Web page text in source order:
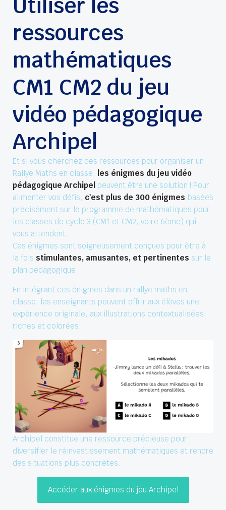
Utiliser les
ressources
mathématiques
CM1 CM2 du jeu
vidéo pédagogique
Archipel
Et si vous cherchez des ressources pour organiser un
Rallye Maths en classe, les énigmes du jeu vidéo
pédagogique Archipel peuvent être une solution ! Pour
alimenter vos défis, c'est plus de 300 énigmes basées
précisément sur le programme de mathématiques pour
les classes de cycle 3 (CM1 et CM2, voire 6ème) qui
vous attendent.
Ces énigmes sont soigneusement conçues pour être à
la fois stimulantes, amusantes, et pertinentes sur le
plan pédagogique.
En intégrant ces énigmes dans un rallye maths en
classe, les enseignants peuvent offrir aux élèves une
expérience originale, aux illustrations contextualisées,
riches et colorées.
Archipel constitue une ressource précieuse pour
diversifier le réinvestissement mathématiques et rendre
des situations plus concrètes.
Accéder aux énigmes du jeu Archipel